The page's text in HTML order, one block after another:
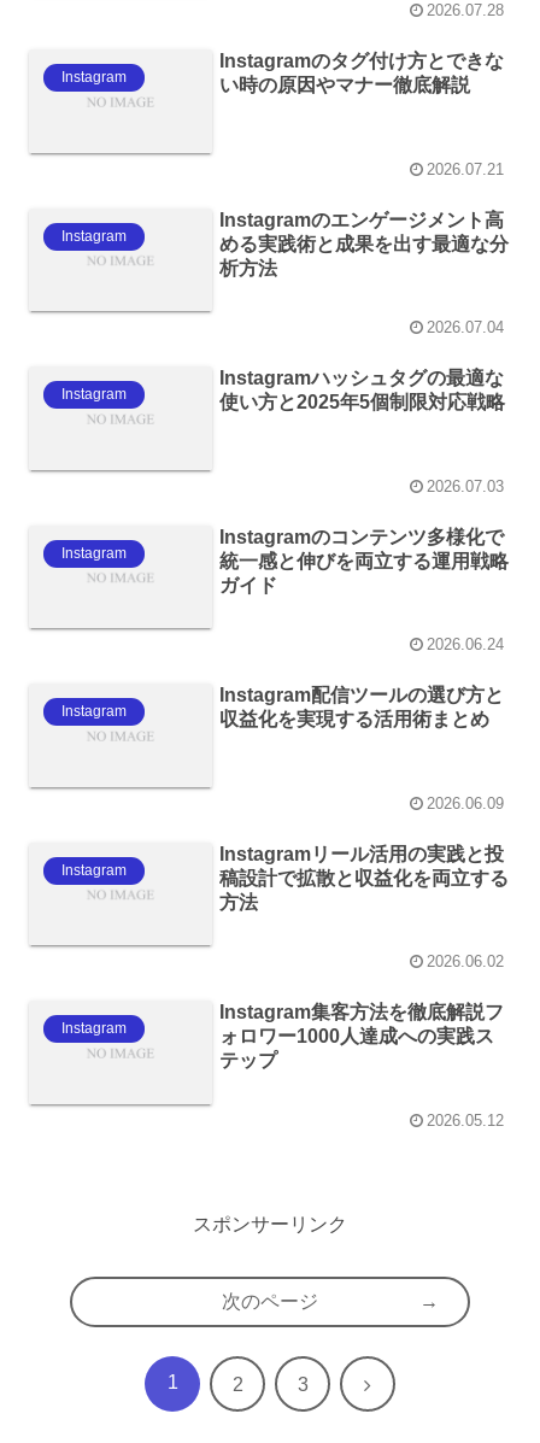
2026.07.28
Instagram
Instagramのタグ付け方とできな
い時の原因やマナー徹底解説
2026.07.21
Instagram
Instagramのエンゲージメント高
める実践術と成果を出す最適な分
析方法
2026.07.04
Instagram
Instagramハッシュタグの最適な
使い方と2025年5個制限対応戦略
2026.07.03
Instagram
Instagramのコンテンツ多様化で
統一感と伸びを両立する運用戦略
ガイド
2026.06.24
Instagram
Instagram配信ツールの選び方と
収益化を実現する活用術まとめ
2026.06.09
Instagram
Instagramリール活用の実践と投
稿設計で拡散と収益化を両立する
方法
2026.06.02
Instagram
Instagram集客方法を徹底解説フ
ォロワー1000人達成への実践ス
テップ
2026.05.12
スポンサーリンク
次のページ
1 2 3 次